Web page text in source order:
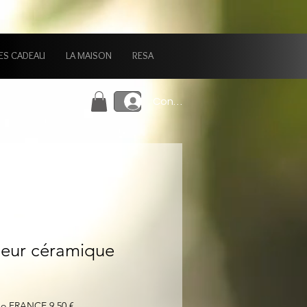
CADEAU LA MAISON RESA
Connexion
céramique